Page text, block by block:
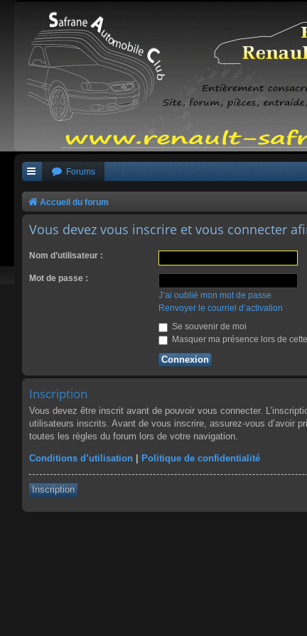
Forums
Accueil du forum
Vous devez vous inscrire et vous connecter
Nom d’utilisateur :
Mot de passe :
J’ai oublié mon mot de passe
Renvoyer le courriel d’activation
Se souvenir de moi
Masquer ma présence lors de
Inscription
Vous devez être inscrit avant de pouvoir vous connecter.
utilisateurs inscrits. Avant de vous inscrire, assurez-vous d’avoir
toutes les règles du forum lors de votre navigation.
Conditions d’utilisation Politique de confidentialité
Inscription